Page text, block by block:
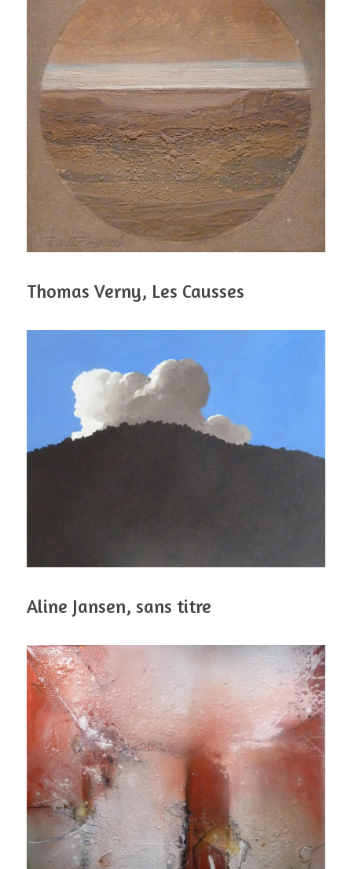
Thomas Verny, Les Causses
Aline Jansen, sans titre